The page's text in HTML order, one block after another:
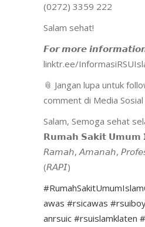
(0272) 3359 222
Salam sehat!
𝙁𝙤𝙧 𝙢𝙤𝙧𝙚
linktr.ee/
📎 Jangan lupa untuk
comment di Media Sosial
Salam, Semoga sehat
𝗥𝘂𝗺𝗮𝗵 𝗦𝗮𝗸𝗶𝘁 𝗨𝗺𝘂𝗺
𝘙𝘢𝘮𝘢𝘩, 𝘈𝘮𝘢𝘯𝘢𝘩,
(𝘙𝘈𝘗𝘐)
awas #rsicawas
anrsuic #rsuislamklaten